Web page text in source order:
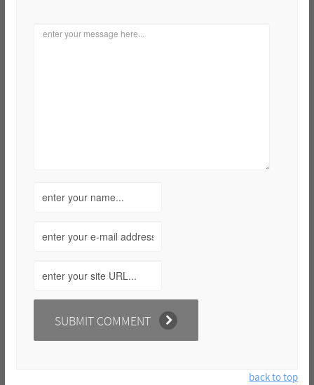
back to top